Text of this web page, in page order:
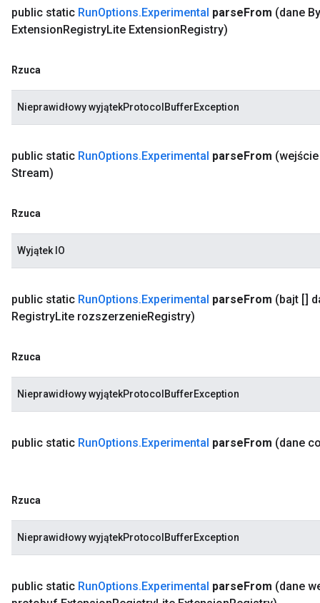
public static RunOptions.Experimental parseFrom (dane
ExtensionRegistryLite ExtensionRegistry)
Rzuca
Nieprawidłowy wyjątekProtocolBufferException
public static RunOptions.Experimental parseFrom
Stream)
Rzuca
Wyjątek IO
public static RunOptions.Experimental parseFrom (bajt []
RegistryLite rozszerzenieRegistry)
Rzuca
Nieprawidłowy wyjątekProtocolBufferException
public static RunOptions.Experimental parseFrom (dane
Rzuca
Nieprawidłowy wyjątekProtocolBufferException
public static RunOptions.Experimental parseFrom (dane